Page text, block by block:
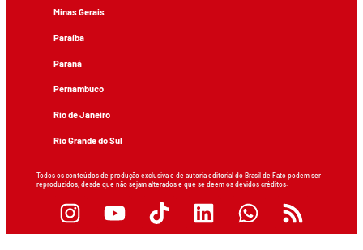
Minas Gerais
Paraíba
Paraná
Pernambuco
Rio de Janeiro
Rio Grande do Sul
Todos os conteúdos de produção exclusiva e de autoria editorial do Brasil de Fato podem ser
reproduzidos, desde que não sejam alterados e que se deem os devidos créditos.